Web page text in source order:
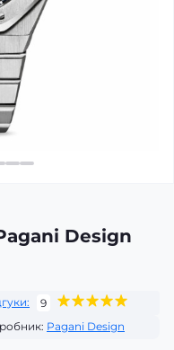
Design
9
Pagani Design